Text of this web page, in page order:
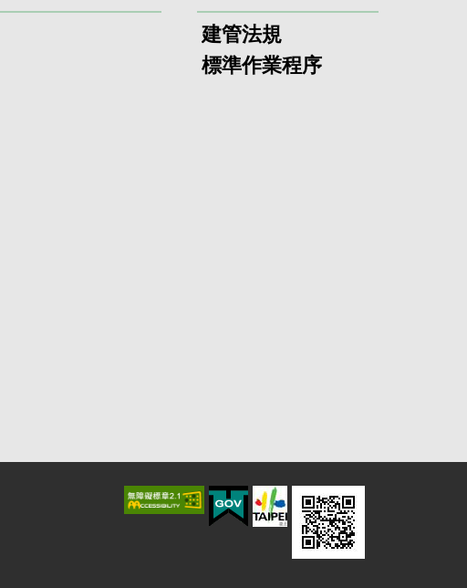
建管法規
標準作業程序